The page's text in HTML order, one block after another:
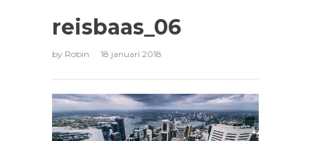
reisbaas_06
by Robin 18 januari 2018